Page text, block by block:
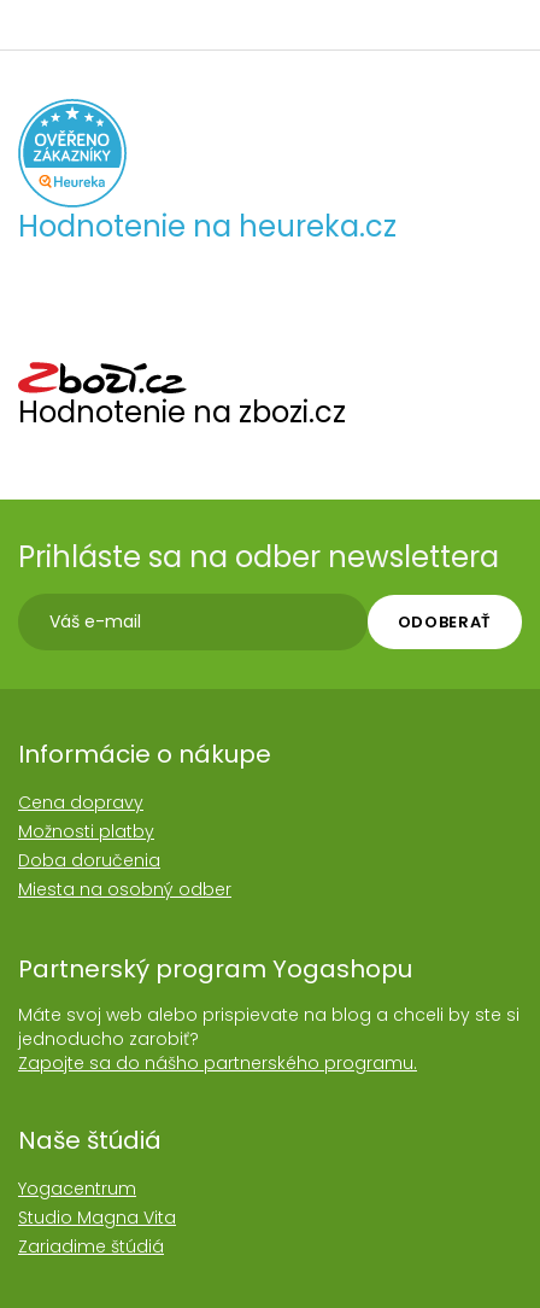
Hodnotenie na heureka.cz
Hodnotenie na zbozi.cz
Prihláste sa na odber newslettera
ODOBERAŤ
Informácie o nákupe
Cena dopravy
Možnosti platby
Doba doručenia
Miesta na osobný odber
Partnerský program Yogashopu
Máte svoj web alebo prispievate na blog a chceli by ste si
jednoducho zarobiť?
Zapojte sa do nášho partnerského programu.
Naše štúdiá
Yogacentrum
Studio Magna Vita
Zariadime štúdiá